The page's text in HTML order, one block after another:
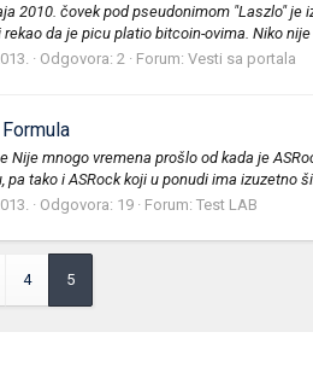
2010. čovek pod pseudonimom "Laszlo"
da je picu platio bitcoin-ovima. Niko nije
Odgovora: 2 Forum: Vesti sa portala
Nije mnogo vremena prošlo od kada je
pa tako i ASRock koji u ponudi ima izuzetno
Odgovora: 19 Forum: Test LAB
4 5